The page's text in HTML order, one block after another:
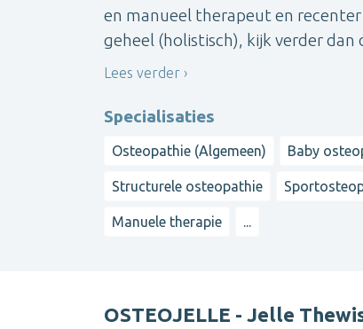
en manueel therapeut en
geheel (holistisch), kijk verder dan
Lees verder
Specialisaties
Osteopathie (Algemeen) Baby
Structurele osteopathie
Manuele therapie ...
OSTEOJELLE - Jelle